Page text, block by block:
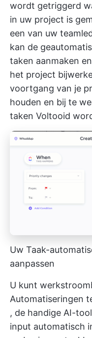
wordt getriggerd
in uw project is
een van uw
kan de
taken aanmaken
het project
voortgang van je
houden en bij te
taken Voltooid
Uw Taak-
aanpassen
U kunt
Automatiseringen
, de handige AI-
input automatisch